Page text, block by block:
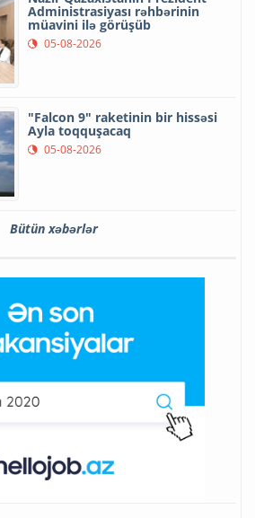
Administrasiyası rəhbərinin
müavini ilə görüşüb
05-08-2026
"Falcon 9" raketinin bir hissəsi
Ayla toqquşacaq
05-08-2026
Bütün xəbərlər